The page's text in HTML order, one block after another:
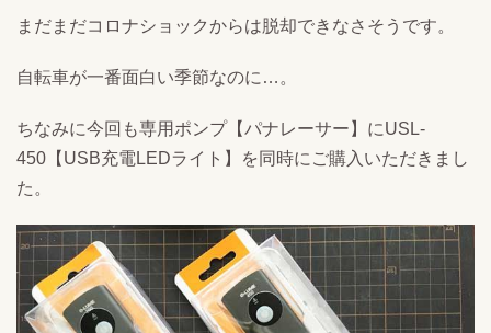
まだまだコロナショックからは脱却できなさそうです。
自転車が一番面白い季節なのに…。
ちなみに今回も専用ポンプ【パナレーサー】にUSL-
450【USB充電LEDライト】を同時にご購入いただきまし
た。